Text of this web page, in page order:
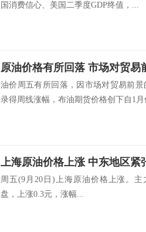
国消费信心、美国二季度GDP终值，...
原油价格有所回落 市场对贸易
油价周五有所回落，因市场对贸易前
录得周线涨幅，布油期货价格创下自1
周五(9月20日)上海原油价格上涨。主
盘，上涨0.3元，涨幅...